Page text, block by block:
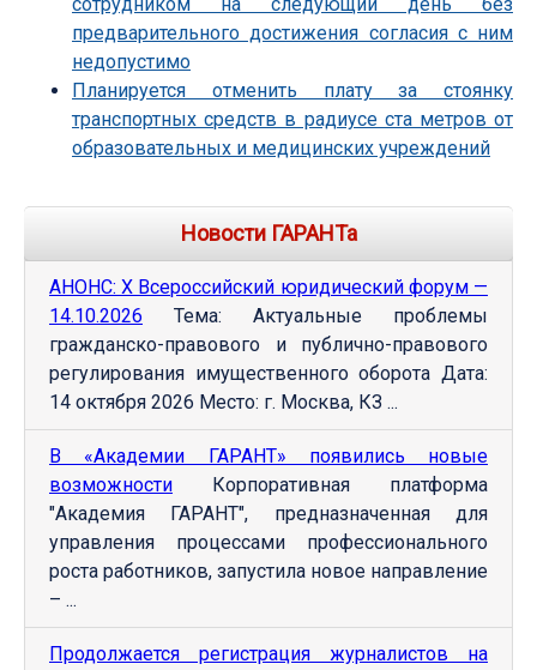
предварительного достижения согласия с ним
недопустимо
Планируется отменить плату за стоянку
транспортных средств в радиусе ста метров от
образовательных и медицинских учреждений
Новости ГАРАНТа
АНОНС: Х Всероссийский юридический форум —
14.10.2026 Тема: Актуальные проблемы
гражданско-правового и публично-правового
регулирования имущественного оборота Дата:
14 октября 2026 Место: г. Москва, КЗ ...
В «Академии ГАРАНТ» появились новые
возможности Корпоративная платформа
"Академия ГАРАНТ", предназначенная для
управления процессами профессионального
роста работников, запустила новое направление
– ...
Продолжается регистрация журналистов на